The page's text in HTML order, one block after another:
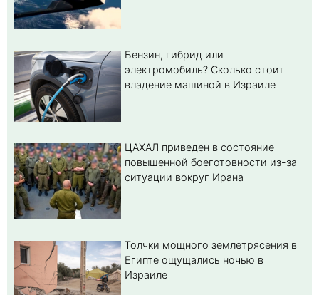
Бензин, гибрид или
электромобиль? Cколько стоит
владение машиной в Израиле
ЦАХАЛ приведен в состояние
повышенной боеготовности из-за
ситуации вокруг Ирана
Толчки мощного землетрясения в
Египте ощущались ночью в
Израиле